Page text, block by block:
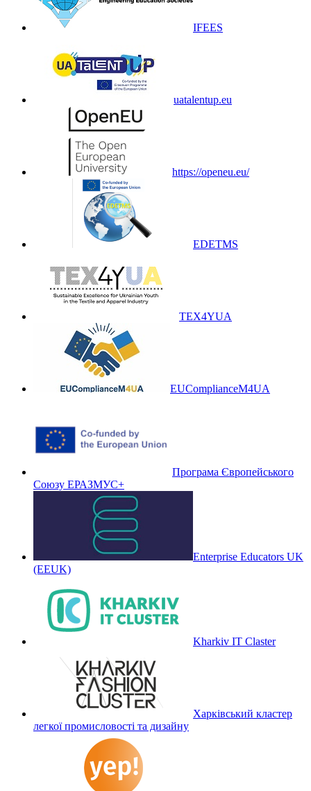
IFEES
uatalentup.eu
https://openeu.eu/
EDETMS
TEX4YUA
EUComplianceM4UA
Програма Європейського
Союзу ЕРАЗМУС+
Enterprise Educators UK
(EEUK)
Kharkiv IT Claster
Харківський кластер
легкої промисловості та дизайну